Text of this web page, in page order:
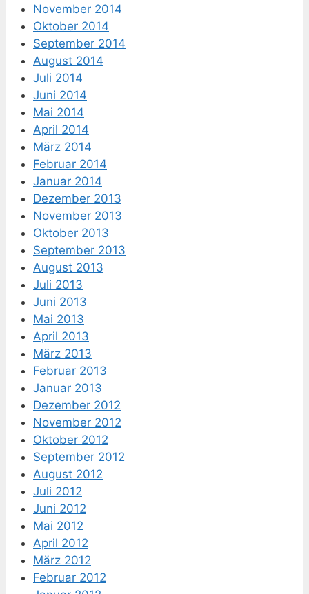
November 2014
Oktober 2014
September 2014
August 2014
Juli 2014
Juni 2014
Mai 2014
April 2014
März 2014
Februar 2014
Januar 2014
Dezember 2013
November 2013
Oktober 2013
September 2013
August 2013
Juli 2013
Juni 2013
Mai 2013
April 2013
März 2013
Februar 2013
Januar 2013
Dezember 2012
November 2012
Oktober 2012
September 2012
August 2012
Juli 2012
Juni 2012
Mai 2012
April 2012
März 2012
Februar 2012